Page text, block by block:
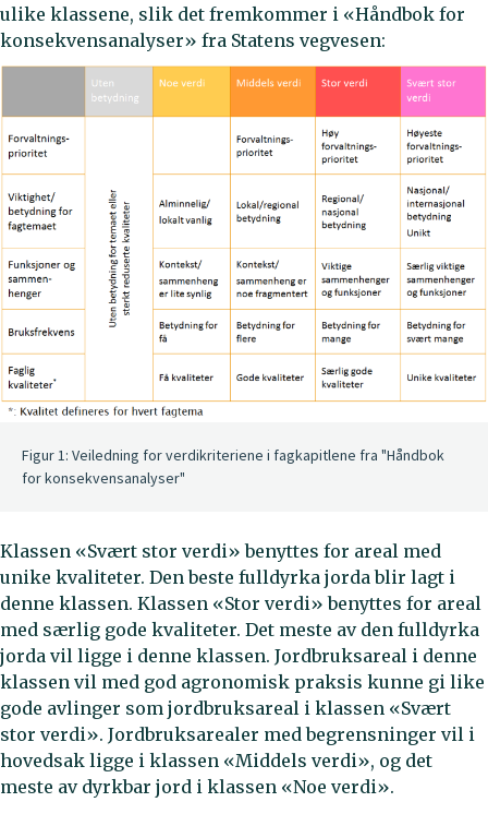
ulike klassene, slik det fremkommer i «Håndbok for
konsekvensanalyser» fra Statens vegvesen:
Figur 1: Veiledning for verdikriteriene i fagkapitlene fra "Håndbok
for konsekvensanalyser"
Klassen «Svært stor verdi» benyttes for areal med
unike kvaliteter. Den beste fulldyrka jorda blir lagt i
denne klassen. Klassen «Stor verdi» benyttes for areal
med særlig gode kvaliteter. Det meste av den fulldyrka
jorda vil ligge i denne klassen. Jordbruksareal i denne
klassen vil med god agronomisk praksis kunne gi like
gode avlinger som jordbruksareal i klassen «Svært
stor verdi». Jordbruksarealer med begrensninger vil i
hovedsak ligge i klassen «Middels verdi», og det
meste av dyrkbar jord i klassen «Noe verdi».